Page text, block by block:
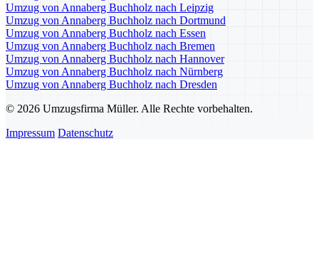
Umzug von Annaberg Buchholz nach Leipzig
Umzug von Annaberg Buchholz nach Dortmund
Umzug von Annaberg Buchholz nach Essen
Umzug von Annaberg Buchholz nach Bremen
Umzug von Annaberg Buchholz nach Hannover
Umzug von Annaberg Buchholz nach Nürnberg
Umzug von Annaberg Buchholz nach Dresden
© 2026 Umzugsfirma Müller. Alle Rechte vorbehalten.
Impressum Datenschutz